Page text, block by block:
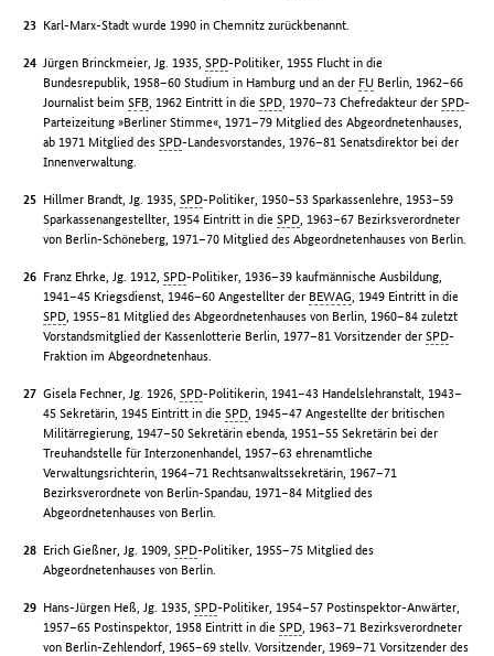
Karl-Marx-Stadt wurde 1990 in Chemnitz zurückbenannt.
Jürgen Brinckmeier, Jg. 1935,SPD-Politiker, 1955 Flucht in die
Bundesrepublik, 1958–60 Studium in Hamburg und an der FU Berlin, 1962–66
Journalist beimSFB , 1962 Eintritt in dieSPD , 1970–73 Chefredakteur derSPD-
Parteizeitung »Berliner Stimme«, 1971–79 Mitglied des Abgeordnetenhauses,
ab 1971 Mitglied desSPD-Landesvorstandes, 1976–81 Senatsdirektor bei der
Innenverwaltung.
Hillmer Brandt, Jg. 1935,SPD-Politiker, 1950–53 Sparkassenlehre, 1953–59
Sparkassenangestellter, 1954 Eintritt in dieSPD , 1963–67 Bezirksverordneter
von Berlin-Schöneberg, 1971–70 Mitglied des Abgeordnetenhauses von Berlin.
Franz Ehrke, Jg. 1912,SPD-Politiker, 1936–39 kaufmännische Ausbildung,
1941–45 Kriegsdienst, 1946–60 Angestellter der BEWAG , 1949 Eintritt in die
SPD , 1955–81 Mitglied des Abgeordnetenhauses von Berlin, 1960–84 zuletzt
Vorstandsmitglied der Kassenlotterie Berlin, 1977–81 Vorsitzender derSPD-
Fraktion im Abgeordnetenhaus.
Gisela Fechner, Jg. 1926,SPD-Politikerin, 1941–43 Handelslehranstalt, 1943–
45 Sekretärin, 1945 Eintritt in dieSPD , 1945–47 Angestellte der britischen
Militärregierung, 1947–50 Sekretärin ebenda, 1951–55 Sekretärin bei der
Treuhandstelle für Interzonenhandel, 1957–63 ehrenamtliche
Verwaltungsrichterin, 1964–71 Rechtsanwaltssekretärin, 1967–71
Bezirksverordnete von Berlin-Spandau, 1971–84 Mitglied des
Abgeordnetenhauses von Berlin.
Erich Gießner, Jg. 1909,SPD-Politiker, 1955–75 Mitglied des
Abgeordnetenhauses von Berlin.
Hans-Jürgen Heß, Jg. 1935,SPD-Politiker, 1954–57 Postinspektor-Anwärter,
1957–65 Postinspektor, 1958 Eintritt in dieSPD , 1963–71 Bezirksverordneter
von Berlin-Zehlendorf, 1965–69 stellv. Vorsitzender, 1969–71 Vorsitzender des